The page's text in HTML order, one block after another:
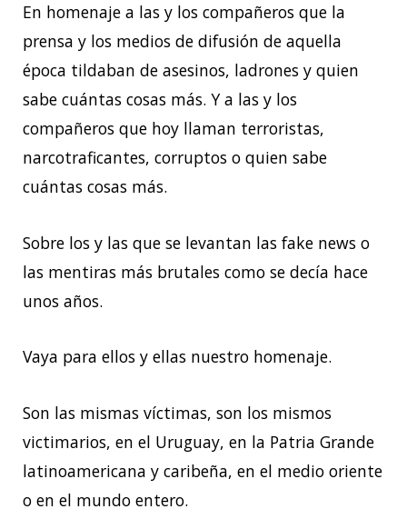
En homenaje a las y los compañeros que la
prensa y los medios de difusión de aquella
época tildaban de asesinos, ladrones y quien
sabe cuántas cosas más. Y a las y los
compañeros que hoy llaman terroristas,
narcotraficantes, corruptos o quien sabe
cuántas cosas más.
Sobre los y las que se levantan las fake news o
las mentiras más brutales como se decía hace
unos años.
Vaya para ellos y ellas nuestro homenaje.
Son las mismas víctimas, son los mismos
victimarios, en el Uruguay, en la Patria Grande
latinoamericana y caribeña, en el medio oriente
o en el mundo entero.